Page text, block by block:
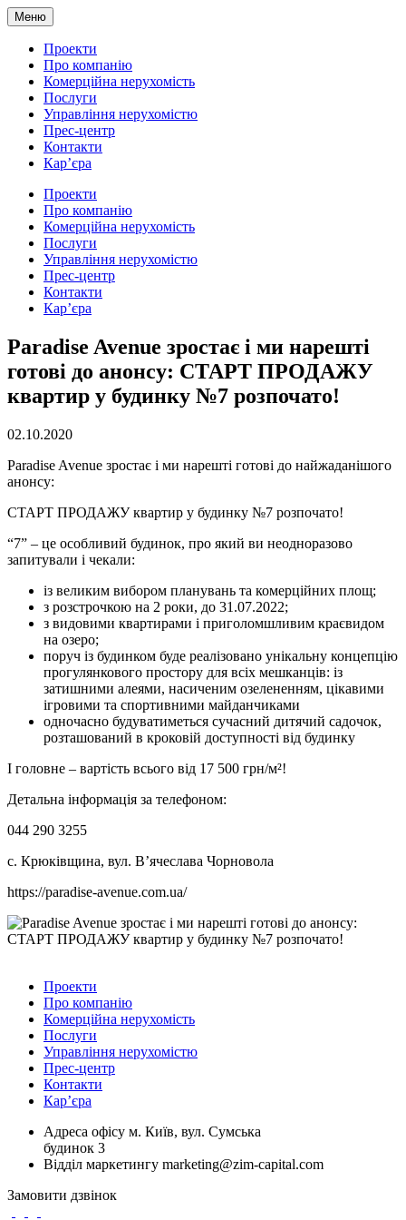
Меню
Проекти
Про компанію
Комерційна нерухомість
Послуги
Управління нерухомістю
Прес-центр
Контакти
Кар’єра
Проекти
Про компанію
Комерційна нерухомість
Послуги
Управління нерухомістю
Прес-центр
Контакти
Кар’єра
Paradise Avenue зростає і ми нарешті
готові до анонсу: СТАРТ ПРОДАЖУ
квартир у будинку №7 розпочато!
02.10.2020
Paradise Avenue зростає і ми нарешті готові до найжаданішого
анонсу:
СТАРТ ПРОДАЖУ квартир у будинку №7 розпочато!
“7” – це особливий будинок, про який ви неодноразово
запитували і чекали:
із великим вибором планувань та комерційних площ;
з розстрочкою на 2 роки, до 31.07.2022;
з видовими квартирами і приголомшливим краєвидом
на озеро;
поруч із будинком буде реалізовано унікальну концепцію
прогулянкового простору для всіх мешканців: із
затишними алеями, насиченим озелененням, цікавими
ігровими та спортивними майданчиками
одночасно будуватиметься сучасний дитячий садочок,
розташований в кроковій доступності від будинку
І головне – вартість всього від 17 500 грн/м²!
Детальна інформація за телефоном:
044 290 3255
с. Крюківщина, вул. В’ячеслава Чорновола
https://paradise-avenue.com.ua/
Проекти
Про компанію
Комерційна нерухомість
Послуги
Управління нерухомістю
Прес-центр
Контакти
Кар’єра
Адреса офісу м. Київ, вул. Сумська
будинок 3
Відділ маркетингу marketing@zim-capital.com
Замовити дзвінок